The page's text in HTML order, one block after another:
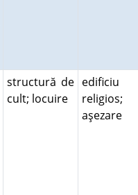
structură de
cult; locuire
edificiu
religios;
aşezare